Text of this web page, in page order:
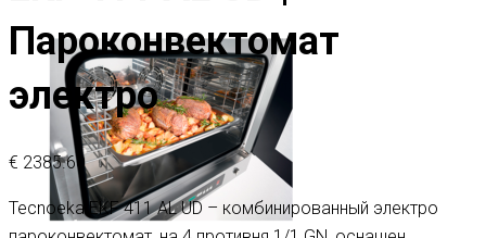
Пароконвектомат
электро
€ 2385.60
Tecnoeka EKF 411 AL UD – комбинированный электро